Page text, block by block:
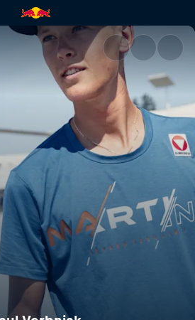
| Red Bull TV